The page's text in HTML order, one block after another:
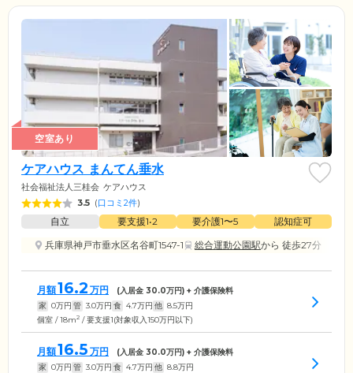
空室あり
ケアハウス まんてん垂水
社会福祉法人三桂会 ケアハウス
3.5 (口コミ2件)
自立 要支援1•2 要介護1〜5
認知症可
兵庫県神戸市垂水区名谷町1547-1
総合運動公園駅から 徒歩27分
月額16.2 万円 (入居金 30.0万円) + 介護保険料
家 0万円 管 3.0万円 食 4.7万円 他 8.5万円
個室 / 18m2 / 要支援1(対象収入150万円以下)
月額16.5 万円 (入居金 30.0万円) + 介護保険料
家 0万円 管 3.0万円 食 4.7万円 他 8.8万円